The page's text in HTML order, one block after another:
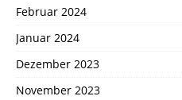
Februar 2024
Januar 2024
Dezember 2023
November 2023